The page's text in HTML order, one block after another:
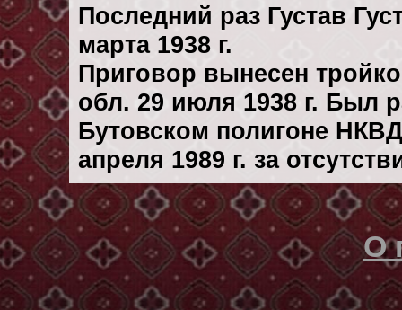
Последний раз Густав
марта 1938 г.
Приговор вынесен
обл. 29 июля 1938 г. Был
Бутовском полигоне
апреля 1989 г. за
О